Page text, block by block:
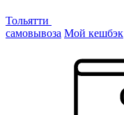
Тольятти
самовывоза Мой кешбэк